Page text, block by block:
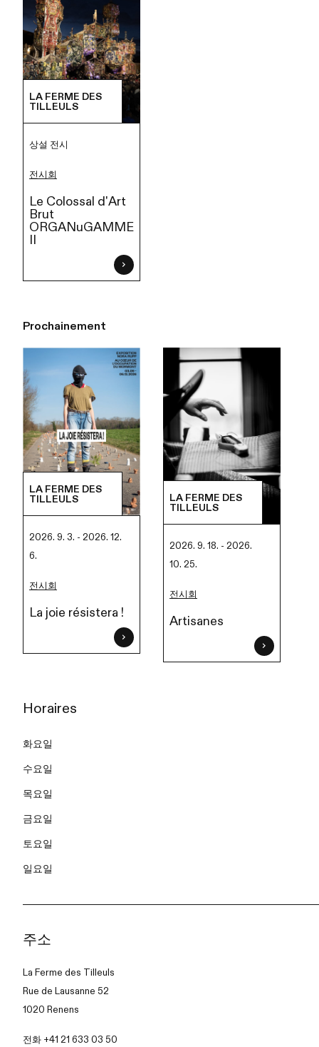
LA FERME DES
TILLEULS
상설 전시
전시회
Le Colossal d'Art
Brut
ORGANuGAMME
Prochainement
LA FERME DES
TILLEULS
2026. 9. 3. - 2026. 12.
6.
전시회
La joie résistera !
LA FERME DES
TILLEULS
2026. 9. 18. - 2026.
10. 25.
전시회
Artisanes
Horaires
화요일
수요일
목요일
금요일
토요일
일요일
주소
La Ferme des Tilleuls
Rue de Lausanne 52
1020 Renens
전화 +41 21 633 03 50